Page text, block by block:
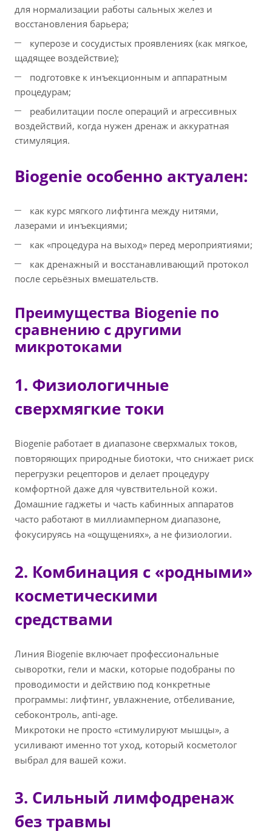
для нормализации работы сальных желез и
восстановления барьера;
куперозе и сосудистых проявлениях (как мягкое,
щадящее воздействие);
подготовке к инъекционным и аппаратным
процедурам;
реабилитации после операций и агрессивных
воздействий, когда нужен дренаж и аккуратная
стимуляция.
Biogenie особенно актуален:
как курс мягкого лифтинга между нитями,
лазерами и инъекциями;
как «процедура на выход» перед мероприятиями;
как дренажный и восстанавливающий протокол
после серьёзных вмешательств.
Преимущества Biogenie по
сравнению с другими
микротоками
1. Физиологичные
сверхмягкие токи
Biogenie работает в диапазоне сверхмалых токов,
повторяющих природные биотоки, что снижает риск
перегрузки рецепторов и делает процедуру
комфортной даже для чувствительной кожи.
Домашние гаджеты и часть кабинных аппаратов
часто работают в миллиамперном диапазоне,
фокусируясь на «ощущениях», а не физиологии.
2. Комбинация с «родными»
косметическими
средствами
Линия Biogenie включает профессиональные
сыворотки, гели и маски, которые подобраны по
проводимости и действию под конкретные
программы: лифтинг, увлажнение, отбеливание,
себоконтроль, anti‑age.
Микротоки не просто «стимулируют мышцы», а
усиливают именно тот уход, который косметолог
выбрал для вашей кожи.
3. Сильный лимфодренаж
без травмы